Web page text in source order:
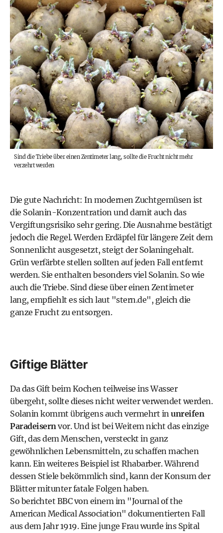
Sind die Triebe über einen Zentimeter lang, sollte die Frucht nicht mehr
verzehrt werden
Die gute Nachricht: In modernen Zuchtgemüsen ist
die Solanin-Konzentration und damit auch das
Vergiftungsrisiko sehr gering. Die Ausnahme bestätigt
jedoch die Regel. Werden Erdäpfel für längere Zeit dem
Sonnenlicht ausgesetzt, steigt der Solaningehalt.
Grün verfärbte stellen sollten auf jeden Fall entfernt
werden. Sie enthalten besonders viel Solanin. So wie
auch die Triebe. Sind diese über einen Zentimeter
lang, empfiehlt es sich laut "stern.de", gleich die
ganze Frucht zu entsorgen.
Giftige Blätter
Da das Gift beim Kochen teilweise ins Wasser
übergeht, sollte dieses nicht weiter verwendet werden.
Solanin kommt übrigens auch vermehrt inunreifen
Paradeisernvor. Und ist bei Weitem nicht das einzige
Gift, das dem Menschen, versteckt in ganz
gewöhnlichen Lebensmitteln, zu schaffen machen
kann. Ein weiteres Beispiel ist Rhabarber. Während
dessen Stiele bekömmlich sind, kann der Konsum der
Blätter mitunter fatale Folgen haben.
So berichtet BBC von einem im "Journal of the
American Medical Association" dokumentierten Fall
aus dem Jahr 1919. Eine junge Frau wurde ins Spital